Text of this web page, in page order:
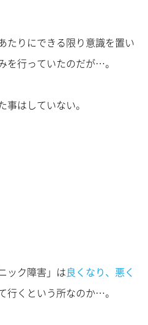
たりにできる限り意識を置い
を行っていたのだが…。
はしていない。
ック障害」は良くなり、悪く
行くという所なのか…。